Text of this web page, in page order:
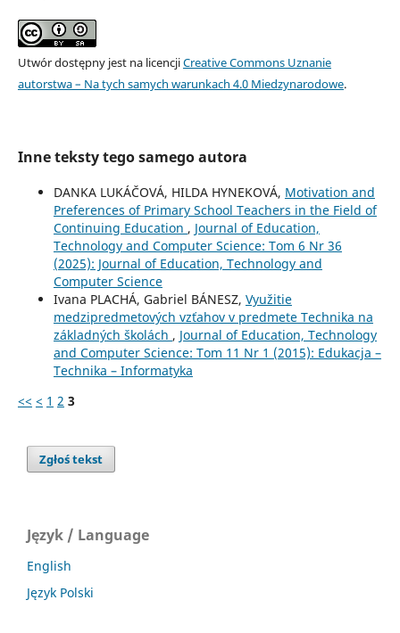
Utwór dostępny jest na licencjiCreative Commons Uznanie
autorstwa – Na tych samych warunkach 4.0 Miedzynarodowe.
Inne teksty tego samego autora
DANKA LUKÁČOVÁ, HILDA HYNEKOVÁ, Motivation and
Preferences of Primary School Teachers in the Field of
Continuing Education , Journal of Education,
Technology and Computer Science: Tom 6 Nr 36
(2025): Journal of Education, Technology and
Computer Science
Ivana PLACHÁ, Gabriel BÁNESZ, Využitie
medzipredmetových vzťahov v predmete Technika na
základných školách , Journal of Education, Technology
and Computer Science: Tom 11 Nr 1 (2015): Edukacja –
Technika – Informatyka
<< < 1 2 3
Zgłoś tekst
Język / Language
English
Język Polski